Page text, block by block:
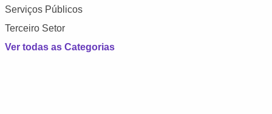
Serviços Públicos
Terceiro Setor
Ver todas as Categorias